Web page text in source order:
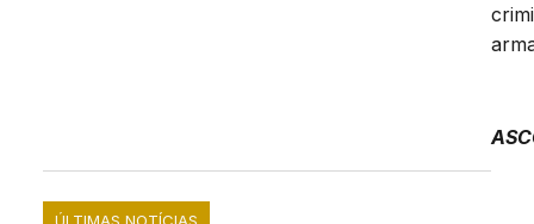
ÚLTIMAS NOTÍCIAS